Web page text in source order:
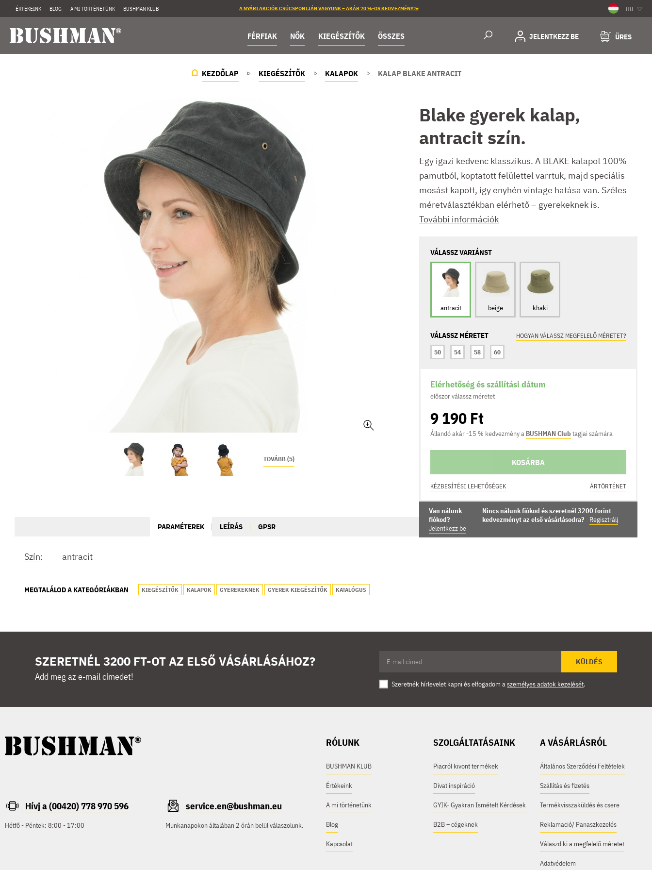
ÉRTÉKEINK BLOG A MI TÖRTÉNETÜNK BUSHMAN KLUB A NYÁRI AKCIÓK CSÚCSPONTJÁN VAGYUNK – AKÁR 70 %-OS KEDVEZMÉNY!☀️ HU
FÉRFIAK NŐK KIEGÉSZÍTŐK ÖSSZES JELENTKEZZ BE ÜRES
KEZDŐLAP KIEGÉSZÍTŐK KALAPOK KALAP BLAKE ANTRACIT
TOVÁBB (5)
Blake gyerek kalap,
antracit szín.
Egy igazi kedvenc klasszikus. A BLAKE kalapot 100%
pamutból, koptatott felülettel varrtuk, majd speciális
mosást kapott, így enyhén vintage hatása van. Széles
méretválasztékban elérhető – gyerekeknek is.
További információk
VÁLASSZ VARIÁNST
antracit beige khaki
VÁLASSZ MÉRETET
HOGYAN VÁLASSZ MEGFELELŐ MÉRETET?
50
54 58 60
Elérhetőség és szállítási dátum
először válassz méretet
9 190 Ft
Állandó akár -15 % kedvezmény a BUSHMAN Clubtagjai számára
KOSÁRBA
KÉZBESÍTÉSI LEHETŐSÉGEK ÁRTÖRTÉNET
Van nálunk
fiókod?
Jelentkezz be
Nincs nálunk fiókod és szeretnél 3200 forint
kedvezményt az első vásárlásodra?
Regisztrálj
PARAMÉTEREK LEÍRÁS GPSR
Szín: antracit
MEGTALÁLOD A KATEGÓRIÁKBAN KIEGÉSZÍTŐK KALAPOK GYEREKEKNEK GYEREK KIEGÉSZÍTŐK KATALÓGUS
SZERETNÉL 3200 FT-OT AZ ELSŐ VÁSÁRLÁSÁHOZ?
Add meg az e-mail címedet!
KÜLDÉS
Szeretnék hírlevelet kapni és elfogadom aszemélyes adatok kezelését.
Hívj a (00420) 778 970 596
Hétfő - Péntek: 8:00 - 17:00
service.en@bushman.eu
Munkanapokon általában 2 órán belül válaszolunk.
RÓLUNK
BUSHMAN KLUB
Értékeink
A mi történetünk
Blog
Kapcsolat
SZOLGÁLTATÁSAINK
Piacról kivont termékek
Divat inspiráció
GYIK- Gyakran Ismételt Kérdések
B2B – cégeknek
A VÁSÁRLÁSRÓL
Általános Szerződési Feltételek
Szállítás és fizetés
Termékvisszaküldés és csere
Reklamació/ Panaszkezelés
Válaszd ki a megfelelő méretet
Adatvédelem